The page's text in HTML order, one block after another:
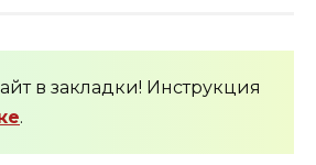
в закладки! Инструкция
.